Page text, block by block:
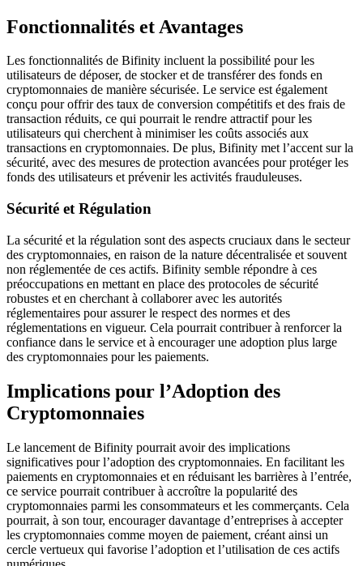
Fonctionnalités et Avantages
Les fonctionnalités de Bifinity incluent la possibilité pour les
utilisateurs de déposer, de stocker et de transférer des fonds en
cryptomonnaies de manière sécurisée. Le service est également
conçu pour offrir des taux de conversion compétitifs et des frais de
transaction réduits, ce qui pourrait le rendre attractif pour les
utilisateurs qui cherchent à minimiser les coûts associés aux
transactions en cryptomonnaies. De plus, Bifinity met l’accent sur la
sécurité, avec des mesures de protection avancées pour protéger les
fonds des utilisateurs et prévenir les activités frauduleuses.
Sécurité et Régulation
La sécurité et la régulation sont des aspects cruciaux dans le secteur
des cryptomonnaies, en raison de la nature décentralisée et souvent
non réglementée de ces actifs. Bifinity semble répondre à ces
préoccupations en mettant en place des protocoles de sécurité
robustes et en cherchant à collaborer avec les autorités
réglementaires pour assurer le respect des normes et des
réglementations en vigueur. Cela pourrait contribuer à renforcer la
confiance dans le service et à encourager une adoption plus large
des cryptomonnaies pour les paiements.
Implications pour l’Adoption des
Cryptomonnaies
Le lancement de Bifinity pourrait avoir des implications
significatives pour l’adoption des cryptomonnaies. En facilitant les
paiements en cryptomonnaies et en réduisant les barrières à l’entrée,
ce service pourrait contribuer à accroître la popularité des
cryptomonnaies parmi les consommateurs et les commerçants. Cela
pourrait, à son tour, encourager davantage d’entreprises à accepter
les cryptomonnaies comme moyen de paiement, créant ainsi un
cercle vertueux qui favorise l’adoption et l’utilisation de ces actifs